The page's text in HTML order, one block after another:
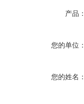
产品：
您的单位：
您的姓名：